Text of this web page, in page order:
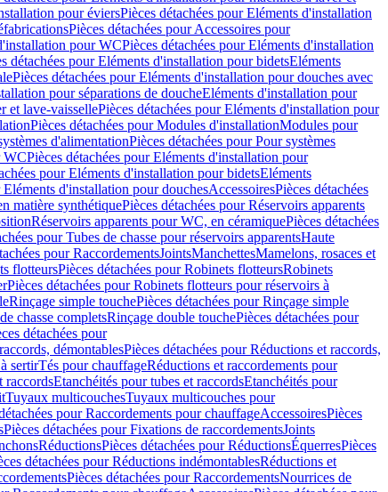
pour éviersPièces détachées pour Eléments d'installation
Pièces détachées pour Accessoires pour
pour WCPièces détachées pour Eléments d'installation
détachées pour Eléments d'installation pour bidetsEléments
Pièces détachées pour Eléments d'installation pour douches avec
pour séparations de doucheEléments d'installation pour
et lave-vaissellePièces détachées pour Eléments d'installation pour
Pièces détachées pour Modules d'installationModules pour
d'alimentationPièces détachées pour Pour systèmes
WCPièces détachées pour Eléments d'installation pour
pour Eléments d'installation pour bidetsEléments
Eléments d'installation pour douchesAccessoiresPièces détachées
matière synthétiquePièces détachées pour Réservoirs apparents
Réservoirs apparents pour WC, en céramiquePièces détachées
pour Tubes de chasse pour réservoirs apparentsHaute
pour RaccordementsJointsManchettesMamelons, rosaces et
flotteursPièces détachées pour Robinets flotteursRobinets
Pièces détachées pour Robinets flotteurs pour réservoirs à
Rinçage simple touchePièces détachées pour Rinçage simple
chasse completsRinçage double touchePièces détachées pour
détachées pour
démontablesPièces détachées pour Réductions et raccords,
sertirTés pour chauffageRéductions et raccordements pour
raccordsEtanchéités pour tubes et raccordsEtanchéités pour
Tuyaux multicouchesTuyaux multicouches pour
pour Raccordements pour chauffageAccessoiresPièces
Pièces détachées pour Fixations de raccordementsJoints
RéductionsPièces détachées pour RéductionsÉquerresPièces
détachées pour Réductions indémontablesRéductions et
Pièces détachées pour RaccordementsNourrices de